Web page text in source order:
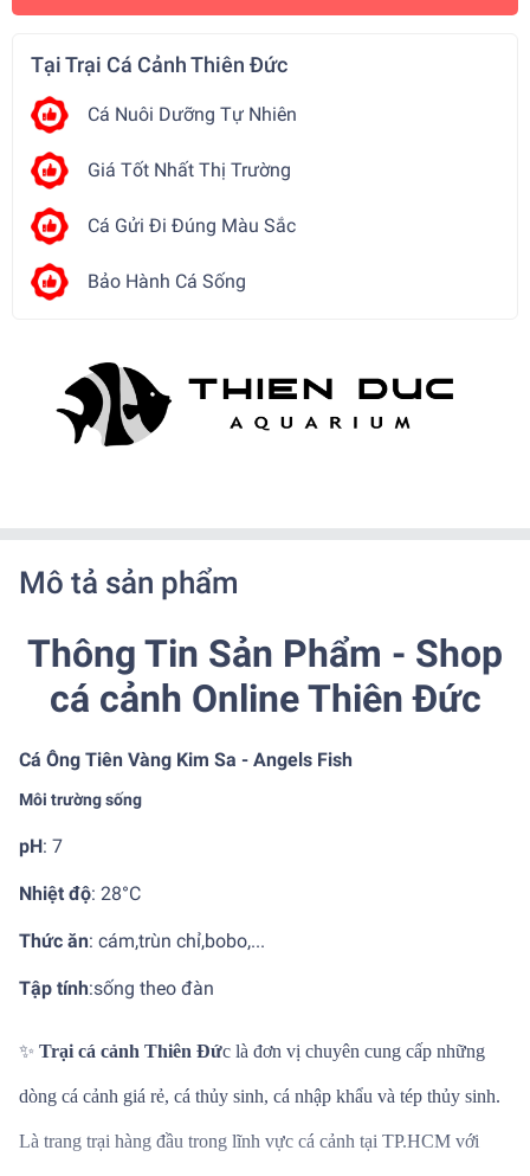
Tại Trại Cá Cảnh Thiên Đức
Cá Nuôi Dưỡng Tự Nhiên
Giá Tốt Nhất Thị Trường
Cá Gửi Đi Đúng Màu Sắc
Bảo Hành Cá Sống
Mô tả sản phẩm
Thông Tin Sản Phẩm - Shop
cá cảnh Online Thiên Đức
Cá Ông Tiên Vàng Kim Sa - Angels Fish
Môi trường sống
pH: 7
Nhiệt độ: 28°C
Thức ăn: cám,trùn chỉ,bobo,...
Tập tính:sống theo đàn
✨ Trại cá cảnh Thiên Đức là đơn vị chuyên cung cấp những
dòng cá cảnh giá rẻ, cá thủy sinh, cá nhập khẩu và tép thủy sinh.
Là trang trại hàng đầu trong lĩnh vực cá cảnh tại TP.HCM với